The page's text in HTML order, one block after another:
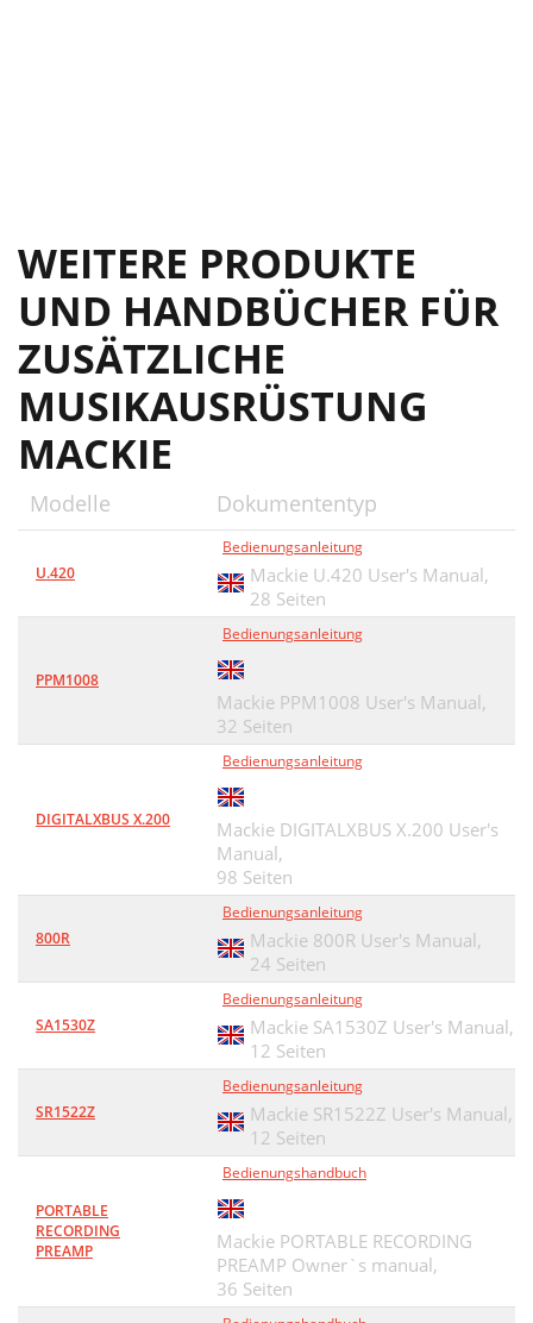
WEITERE PRODUKTE
UND HANDBÜCHER FÜR
ZUSÄTZLICHE
MUSIKAUSRÜSTUNG
MACKIE
Modelle Dokumententyp
U.420
Bedienungsanleitung
Mackie U.420 User's Manual,
28 Seiten
PPM1008
Bedienungsanleitung
Mackie PPM1008 User's Manual,
32 Seiten
DIGITALXBUS X.200
Bedienungsanleitung
Mackie DIGITALXBUS X.200 User's
Manual,
98 Seiten
800R
Bedienungsanleitung
Mackie 800R User's Manual,
24 Seiten
SA1530Z
Bedienungsanleitung
Mackie SA1530Z User's Manual,
12 Seiten
SR1522Z
Bedienungsanleitung
Mackie SR1522Z User's Manual,
12 Seiten
PORTABLE
RECORDING
PREAMP
Bedienungshandbuch
Mackie PORTABLE RECORDING
PREAMP Owner`s manual,
36 Seiten